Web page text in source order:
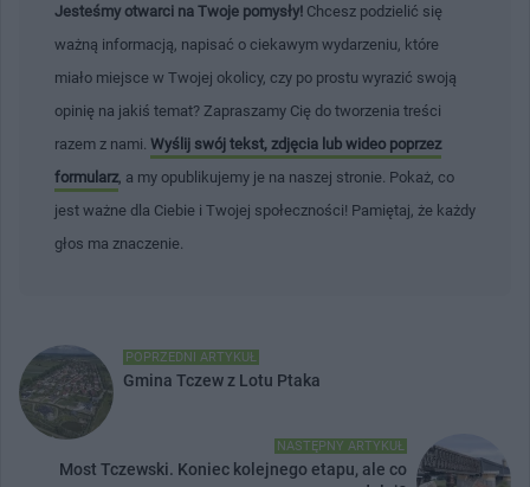
Jesteśmy otwarci na Twoje pomysły! Chcesz podzielić się
ważną informacją, napisać o ciekawym wydarzeniu, które
miało miejsce w Twojej okolicy, czy po prostu wyrazić swoją
opinię na jakiś temat? Zapraszamy Cię do tworzenia treści
razem z nami. Wyślij swój tekst, zdjęcia lub wideo poprzez
formularz , a my opublikujemy je na naszej stronie. Pokaż, co
jest ważne dla Ciebie i Twojej społeczności! Pamiętaj, że każdy
głos ma znaczenie.
POPRZEDNI ARTYKUŁ
Gmina Tczew z Lotu Ptaka
NASTĘPNY ARTYKUŁ
Most Tczewski. Koniec kolejnego etapu, ale co